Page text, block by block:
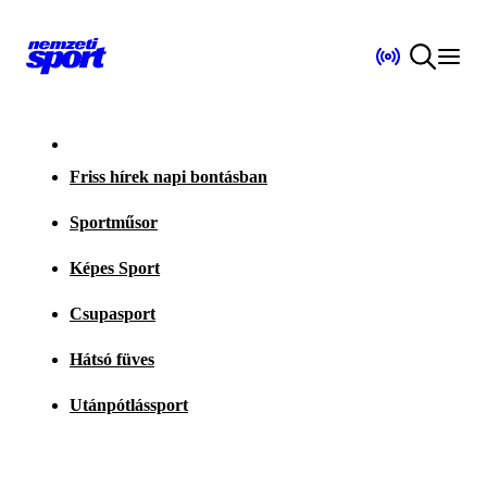
Friss hírek napi bontásban
Sportműsor
Képes Sport
Csupasport
Hátsó füves
Utánpótlássport